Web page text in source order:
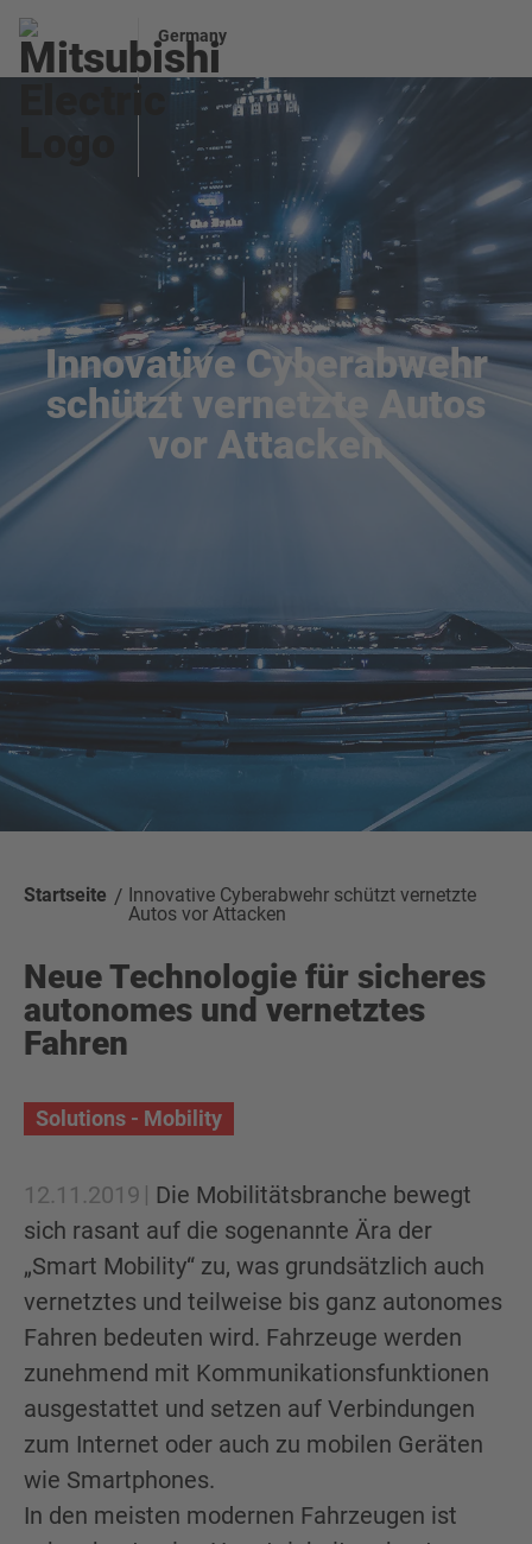
Germany
Innovative Cyberabwehr
schützt vernetzte Autos
vor Attacken
Startseite
Innovative Cyberabwehr schützt vernetzte
Autos vor Attacken
Neue Technologie für sicheres
autonomes und vernetztes
Fahren
Solutions - Mobility
12.11.2019
Die Mobilitätsbranche bewegt
sich rasant auf die sogenannte Ära der
„Smart Mobility“ zu, was grundsätzlich auch
vernetztes und teilweise bis ganz autonomes
Fahren bedeuten wird. Fahrzeuge werden
zunehmend mit Kommunikationsfunktionen
ausgestattet und setzen auf Verbindungen
zum Internet oder auch zu mobilen Geräten
wie Smartphones.
In den meisten modernen Fahrzeugen ist